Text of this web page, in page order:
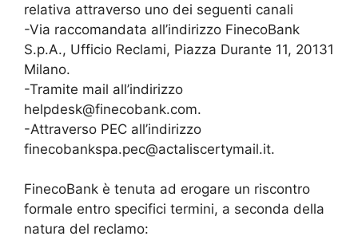
relativa attraverso uno dei seguenti canali
-Via raccomandata all’indirizzo FinecoBank
S.p.A., Ufficio Reclami, Piazza Durante 11, 20131
Milano.
-Tramite mail all’indirizzo
helpdesk@finecobank.com.
-Attraverso PEC all’indirizzo
finecobankspa.pec@actaliscertymail.it.
FinecoBank è tenuta ad erogare un riscontro
formale entro specifici termini, a seconda della
natura del reclamo: